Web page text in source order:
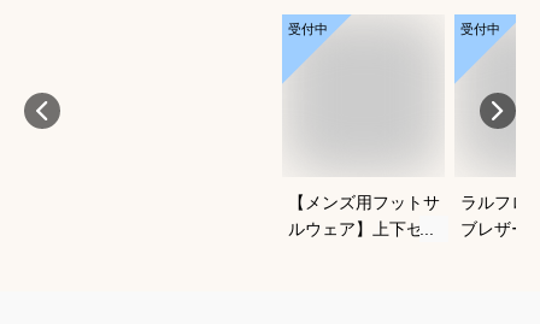
受付中
【メンズ用フットサ
ルウェア】上下セッ
受付中
ラルフロ
ブレザー